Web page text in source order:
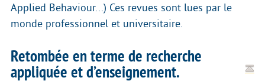
Applied Behaviour...) Ces revues sont lues par le
monde professionnel et universitaire.
Retombée en terme de recherche
appliquée et d’enseignement.